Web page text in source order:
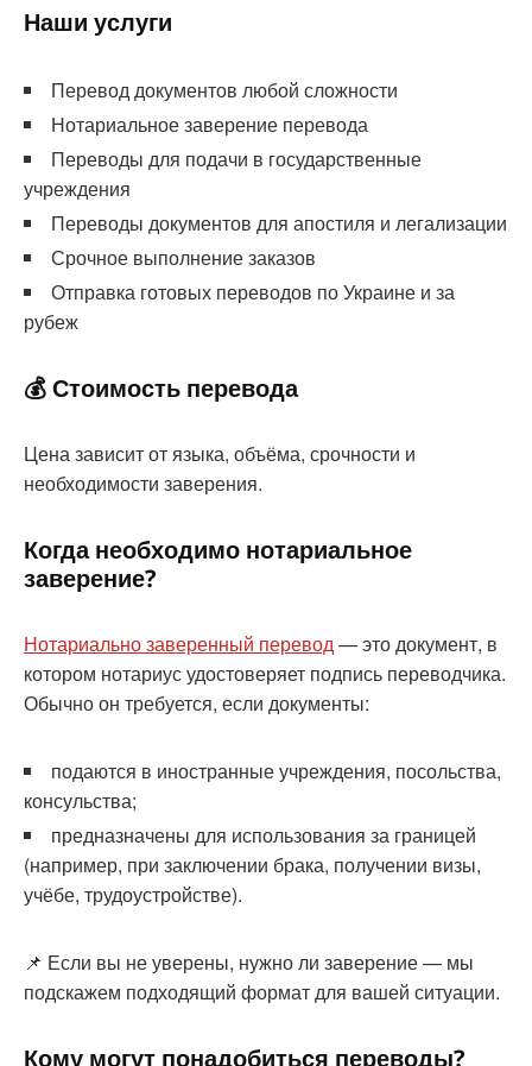
Наши услуги
Перевод документов любой сложности
Нотариальное заверение перевода
Переводы для подачи в государственные
учреждения
Переводы документов для апостиля и легализации
Срочное выполнение заказов
Отправка готовых переводов по Украине и за
рубеж
💰 Стоимость перевода
Цена зависит от языка, объёма, срочности и
необходимости заверения.
Когда необходимо нотариальное
заверение?
Нотариально заверенный перевод— это документ, в
котором нотариус удостоверяет подпись переводчика.
Обычно он требуется, если документы:
подаются в иностранные учреждения, посольства,
консульства;
предназначены для использования за границей
(например, при заключении брака, получении визы,
учёбе, трудоустройстве).
📌 Если вы не уверены, нужно ли заверение — мы
подскажем подходящий формат для вашей ситуации.
Кому могут понадобиться переводы?